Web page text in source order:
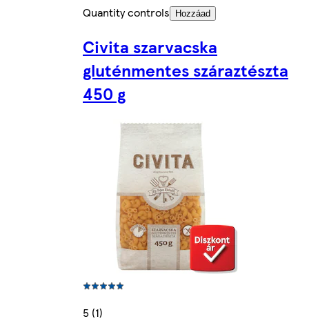
Quantity controls
Hozzáad
Civita szarvacska
gluténmentes száraztészta
450 g
5 (1)